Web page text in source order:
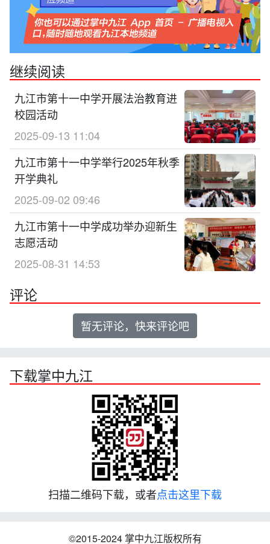
继续阅读
九江市第十一中学开展法治教育进
校园活动
2025-09-13 11:04
九江市第十一中学举行2025年秋季
开学典礼
2025-09-02 09:46
九江市第十一中学成功举办迎新生
志愿活动
2025-08-31 14:53
评论
暂无评论，快来评论吧
下载掌中九江
扫描二维码下载，或者点击这里下载
©2015-2024 掌中九江版权所有